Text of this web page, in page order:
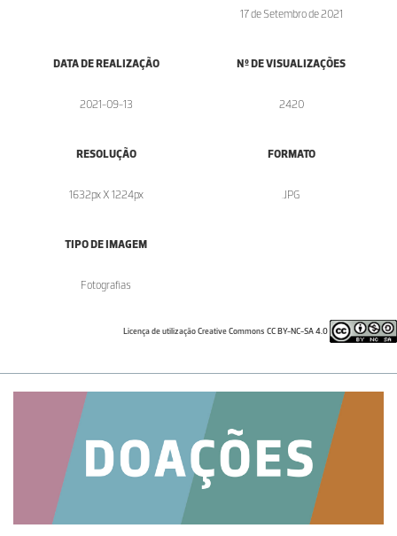
17 de Setembro de 2021
DATA DE REALIZAÇÃO
2021-09-13
Nº DE VISUALIZAÇÕES
2420
RESOLUÇÃO
1632px X 1224px
FORMATO
.JPG
TIPO DE IMAGEM
Fotografias
Licença de utilização Creative Commons CC BY-NC-SA 4.0